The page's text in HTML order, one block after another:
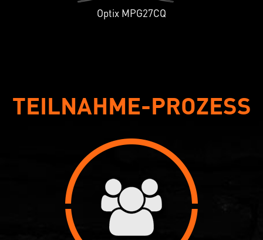
Optix MPG27CQ
TEILNAHME-PROZESS